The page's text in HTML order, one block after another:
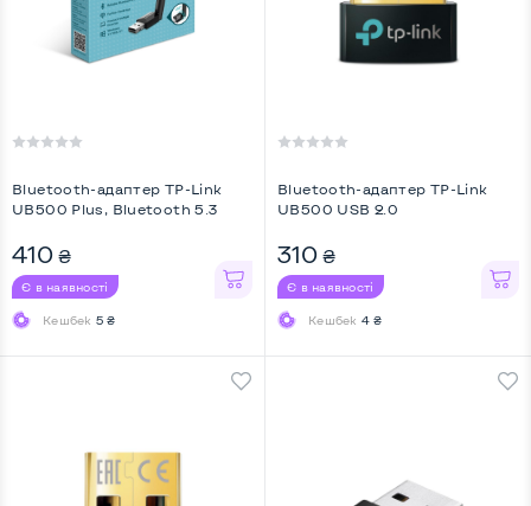
Bluetooth-адаптер TP-Link
UB500 Plus, Bluetooth 5.3
410 ₴
Є в наявності
Кешбек 5 ₴
Bluetooth-адаптер TP-Link
UB500 USB 2.0
310 ₴
Є в наявності
Кешбек 4 ₴